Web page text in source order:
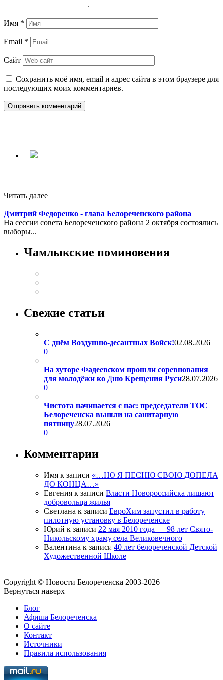
Имя *
Email *
Сайт
Сохранить моё имя, email и адрес сайта в этом браузере для
последующих моих комментариев.
Читать далее
Дмитрий Федоренко - глава Белореченского района
На сессии совета Белореченского района 2 октября состоялись
выборы...
Чамлыкские поминовения
Свежие статьи
С днём Воздушно-десантных Войск!02.08.2026
0
На хуторе Фадеевском прошли соревнования
для молодёжи ко Дню Крещения Руси28.07.2026
0
Чистота начинается с нас: председатели ТОС
Белореченска вышли на санитарную
пятницу28.07.2026
0
Комментарии
Имя к записи «…НО Я ПЕСНЮ СВОЮ ДОПЕЛА
ДО КОНЦА…»
Евгения к записи Власти Новороссийска лишают
добровольца жилья
Светлана к записи ЕвроХим запустил в работу
пилотную установку в Белореченске
Юрий к записи 22 мая 2010 года — 98 лет Свято-
Никольскому храму села Великовечного
Валентина к записи 40 лет белореченской Детской
Художественной Школе
Copyright © Новости Белореченска 2003-2026
Вернуться наверх
Блог
Афиша Белореченска
О сайте
Контакт
Источники
Правила использования